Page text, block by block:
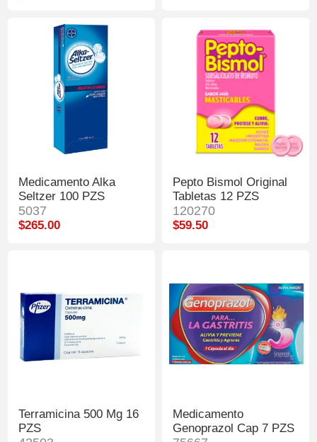
Medicamento Alka
Seltzer 100 PZS
5037
$265.00
Pepto Bismol Original
Tabletas 12 PZS
120270
$59.50
Terramicina 500 Mg 16
PZS
Medicamento
Genoprazol Cap 7 PZS